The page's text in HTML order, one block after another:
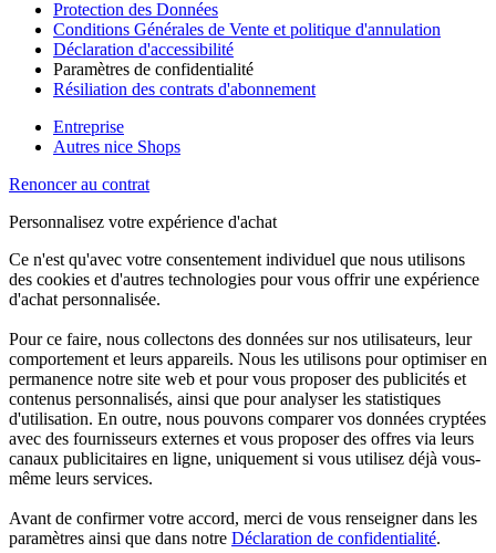
Protection des Données
Conditions Générales de Vente et politique d'annulation
Déclaration d'accessibilité
Paramètres de confidentialité
Résiliation des contrats d'abonnement
Entreprise
Autres nice Shops
Renoncer au contrat
Personnalisez votre expérience d'achat
Ce n'est qu'avec votre consentement individuel que nous utilisons
des cookies et d'autres technologies pour vous offrir une expérience
d'achat personnalisée.
Pour ce faire, nous collectons des données sur nos utilisateurs, leur
comportement et leurs appareils. Nous les utilisons pour optimiser en
permanence notre site web et pour vous proposer des publicités et
contenus personnalisés, ainsi que pour analyser les statistiques
d'utilisation. En outre, nous pouvons comparer vos données cryptées
avec des fournisseurs externes et vous proposer des offres via leurs
canaux publicitaires en ligne, uniquement si vous utilisez déjà vous-
même leurs services.
Avant de confirmer votre accord, merci de vous renseigner dans les
paramètres ainsi que dans notre Déclaration de confidentialité.